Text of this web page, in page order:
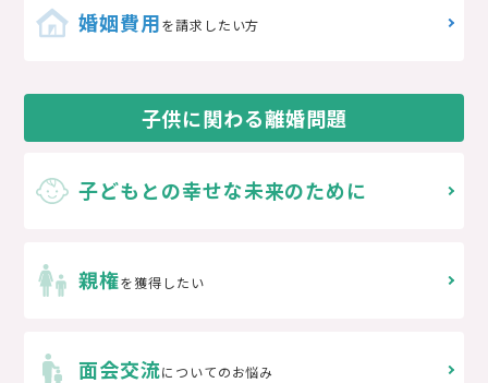
婚姻費用を請求したい方
子供に関わる離婚問題
子どもとの幸せな未来のために
親権を獲得したい
面会交流についてのお悩み